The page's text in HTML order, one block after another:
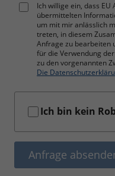
Ich willige ein, dass
übermittelten
um mit mir anlässlich
treten, in diesem
Anfrage zu bearbeiten
für die Verwendung
zu den vorgenannten
Die
Ich bin kein
Anfrage